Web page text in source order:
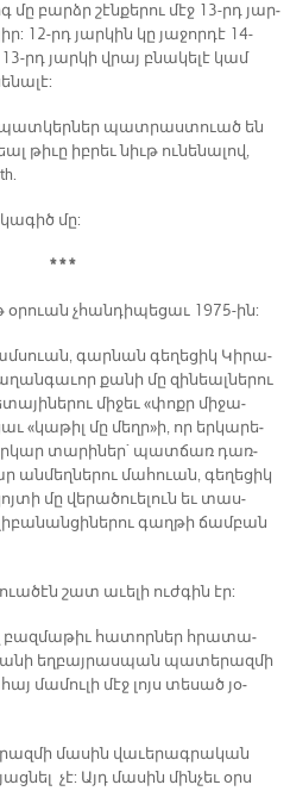
մը բարձր շէն­քե­րու մէջ 13-րդ յար­
12-րդ յար­կին կը յա­ջոր­դէ 14-
րդ յար­կի վրայ բնա­կե­լէ կամ
պատ­րաս­տուած են
թի­ւը իբ­րեւ նիւթ ու­նե­նա­լով,
մը:
* * *
օ­րուան չհան­դի­պե­ցաւ 1975-ին:
գար­նան գե­ղե­ցիկ Կի­րա­
քա­նի մը զի­նեալ­նե­րու
մի­ջեւ «փոքր մի­ջա­
«կա­թիլ մը մեղր»ի, որ եր­կա­րե­
եր­կար տա­րի­ներ` պատ­ճառ դառ­
ան­մեղ­նե­րու մա­հուան, գե­ղե­ցիկ
մը վե­րա­ծուե­լուն եւ տաս­
գաղ­թի ճամ­բան
շատ ա­ւե­լի ուժ­գին էր:
բազ­մա­թիւ հա­տոր­ներ հրա­տա­
եղ­բայ­րաս­պան պա­տե­րազ­մի
մա­մու­լի մէջ լոյս տե­սած յօ­
մա­սին վա­ւե­րագ­րա­կան
չէ: Այդ մա­սին մին­չեւ օրս